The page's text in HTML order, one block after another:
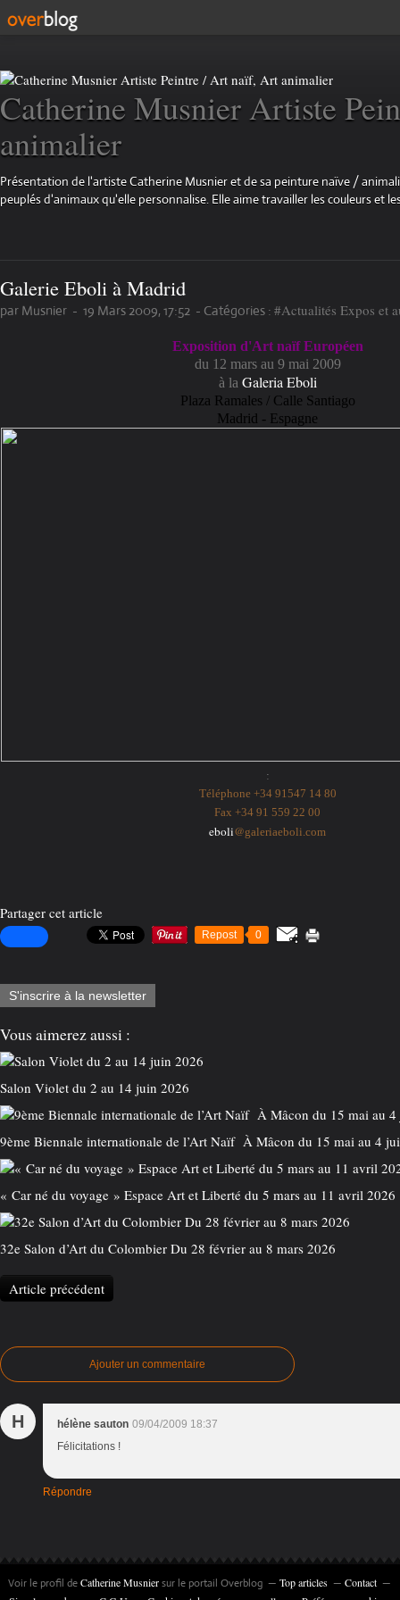
Catherine Musnier Artiste
animalier
Présentation de l'artiste Catherine Musnier et de sa peinture naïve /
peuplés d'animaux qu'elle personnalise. Elle aime travailler les couleurs et
Galerie Eboli à Madrid
par Musnier - 19 Mars 2009, 17:52 - Catégories : #Actualités Expos et
Exposition d'Art naïf Européen
du 12 mars au 9 mai 2009
à la Galeria Eboli
Plaza Ramales / Calle Santiago
Madrid - Espagne
:
Téléphone +34 91547 14 80
Fax +34 91 559 22 00
eboli@galeriaeboli.com
Partager cet article
Repost 0
S'inscrire à la newsletter
Vous aimerez aussi :
Salon Violet du 2 au 14 juin 2026
9ème Biennale internationale de l’Art Naïf À Mâcon du 15 mai au 4
« Car né du voyage » Espace Art et Liberté du 5 mars au 11 avril 2026
32e Salon d’Art du Colombier Du 28 février au 8 mars 2026
Article précédent
Ajouter un commentaire
H hélène sauton 09/04/2009 18:37
Félicitations !
Répondre
Voir le profil deCatherine Musniersur le portail Overblog Top articles
Contact